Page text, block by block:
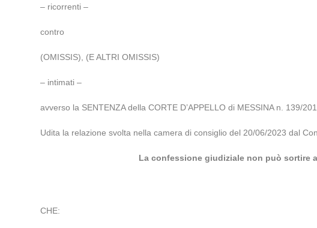
– ricorrenti –
contro
(OMISSIS), (E ALTRI OMISSIS)
– intimati –
avverso la SENTENZA della CORTE D’APPELLO di MESSINA n. 139/
Udita la relazione svolta nella camera di consiglio del 20/06/2023 dal
La confessione giudiziale non può sortire
CHE: